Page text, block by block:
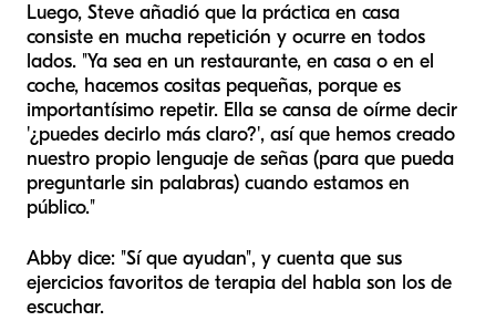
Luego, Steve añadió que la práctica en casa
consiste en mucha repetición y ocurre en todos
lados. "Ya sea en un restaurante, en casa o en el
coche, hacemos cositas pequeñas, porque es
importantísimo repetir. Ella se cansa de oírme decir
'¿puedes decirlo más claro?', así que hemos creado
nuestro propio lenguaje de señas (para que pueda
preguntarle sin palabras) cuando estamos en
público."
Abby dice: "Sí que ayudan", y cuenta que sus
ejercicios favoritos de terapia del habla son los de
escuchar.